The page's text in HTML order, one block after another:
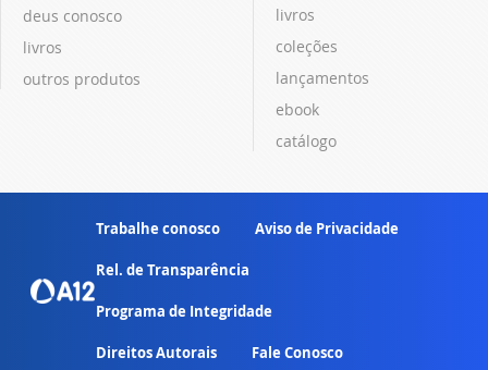
deus conosco
livros
outros produtos
livros
coleções
lançamentos
ebook
catálogo
Trabalhe conosco Aviso de Privacidade
Rel. de Transparência
Programa de Integridade
Direitos Autorais Fale Conosco